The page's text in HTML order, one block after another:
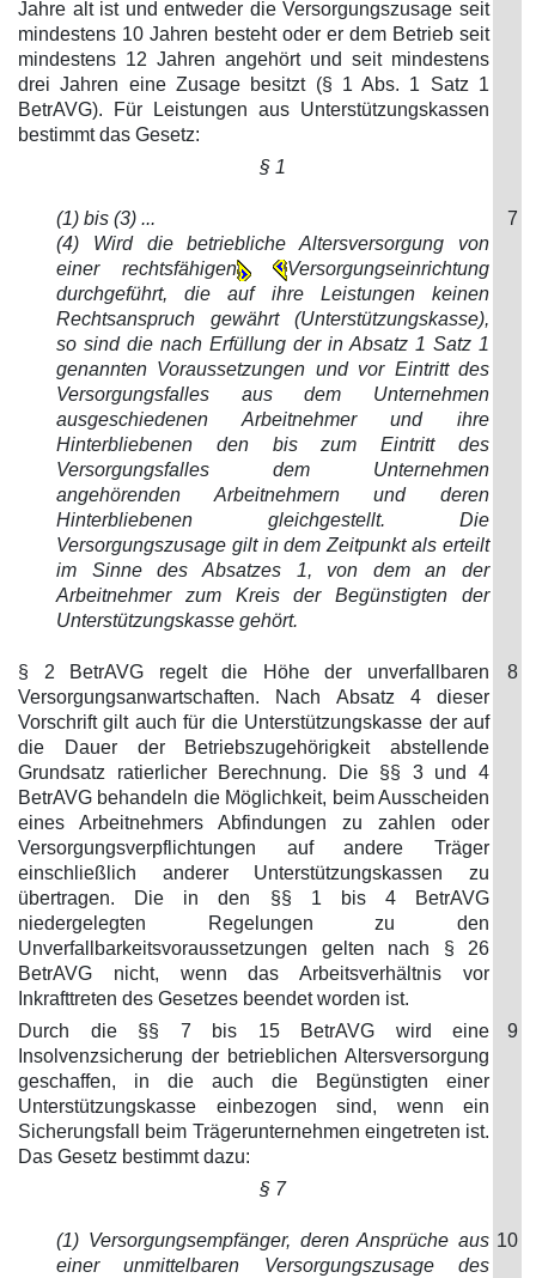
Jahre alt ist und entweder die Versorgungszusage seit
mindestens 10 Jahren besteht oder er dem Betrieb seit
mindestens 12 Jahren angehört und seit mindestens
drei Jahren eine Zusage besitzt (§ 1 Abs. 1 Satz 1
BetrAVG). Für Leistungen aus Unterstützungskassen
bestimmt das Gesetz:
§ 1
(1) bis (3) ...
(4) Wird die betriebliche Altersversorgung von
einer rechtsfähigen
Versorgungseinrichtung
durchgeführt, die auf ihre Leistungen keinen
Rechtsanspruch gewährt (Unterstützungskasse),
so sind die nach Erfüllung der in Absatz 1 Satz 1
genannten Voraussetzungen und vor Eintritt des
Versorgungsfalles aus dem Unternehmen
ausgeschiedenen Arbeitnehmer und ihre
Hinterbliebenen den bis zum Eintritt des
Versorgungsfalles dem Unternehmen
angehörenden Arbeitnehmern und deren
Hinterbliebenen gleichgestellt. Die
Versorgungszusage gilt in dem Zeitpunkt als erteilt
im Sinne des Absatzes 1, von dem an der
Arbeitnehmer zum Kreis der Begünstigten der
Unterstützungskasse gehört.
7
§ 2 BetrAVG regelt die Höhe der unverfallbaren
Versorgungsanwartschaften. Nach Absatz 4 dieser
Vorschrift gilt auch für die Unterstützungskasse der auf
die Dauer der Betriebszugehörigkeit abstellende
Grundsatz ratierlicher Berechnung. Die §§ 3 und 4
BetrAVG behandeln die Möglichkeit, beim Ausscheiden
eines Arbeitnehmers Abfindungen zu zahlen oder
Versorgungsverpflichtungen auf andere Träger
einschließlich anderer Unterstützungskassen zu
übertragen. Die in den §§ 1 bis 4 BetrAVG
niedergelegten Regelungen zu den
Unverfallbarkeitsvoraussetzungen gelten nach § 26
BetrAVG nicht, wenn das Arbeitsverhältnis vor
Inkrafttreten des Gesetzes beendet worden ist.
8
Durch die §§ 7 bis 15 BetrAVG wird eine
Insolvenzsicherung der betrieblichen Altersversorgung
geschaffen, in die auch die Begünstigten einer
Unterstützungskasse einbezogen sind, wenn ein
Sicherungsfall beim Trägerunternehmen eingetreten ist.
Das Gesetz bestimmt dazu:
9
§ 7
(1) Versorgungsempfänger, deren Ansprüche aus
einer unmittelbaren Versorgungszusage des
10